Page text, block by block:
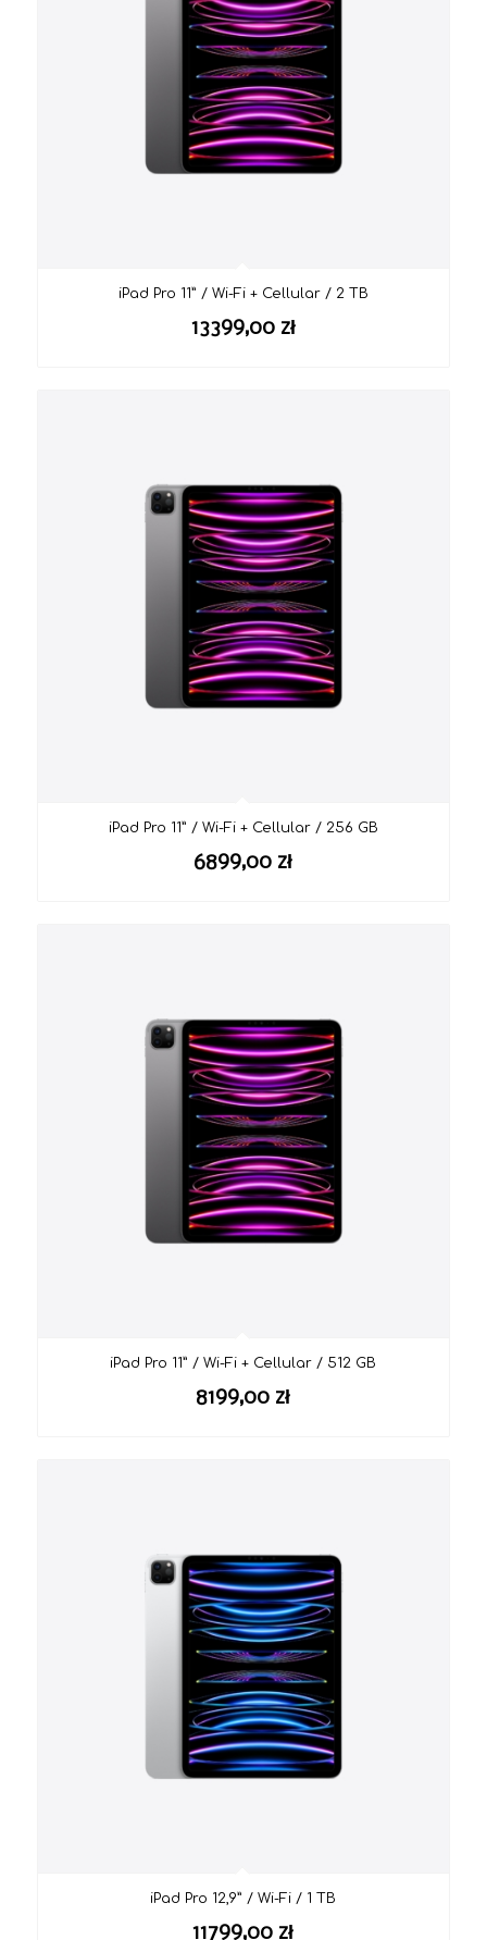
iPad Pro 11” / Wi-Fi + Cellular / 2 TB
13399,00 zł
iPad Pro 11” / Wi-Fi + Cellular / 256 GB
6899,00 zł
iPad Pro 11” / Wi-Fi + Cellular / 512 GB
8199,00 zł
iPad Pro 12,9” / Wi-Fi / 1 TB
11799,00 zł